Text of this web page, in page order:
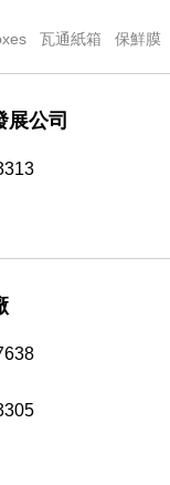
瓦通紙箱 保鮮膜
展公司